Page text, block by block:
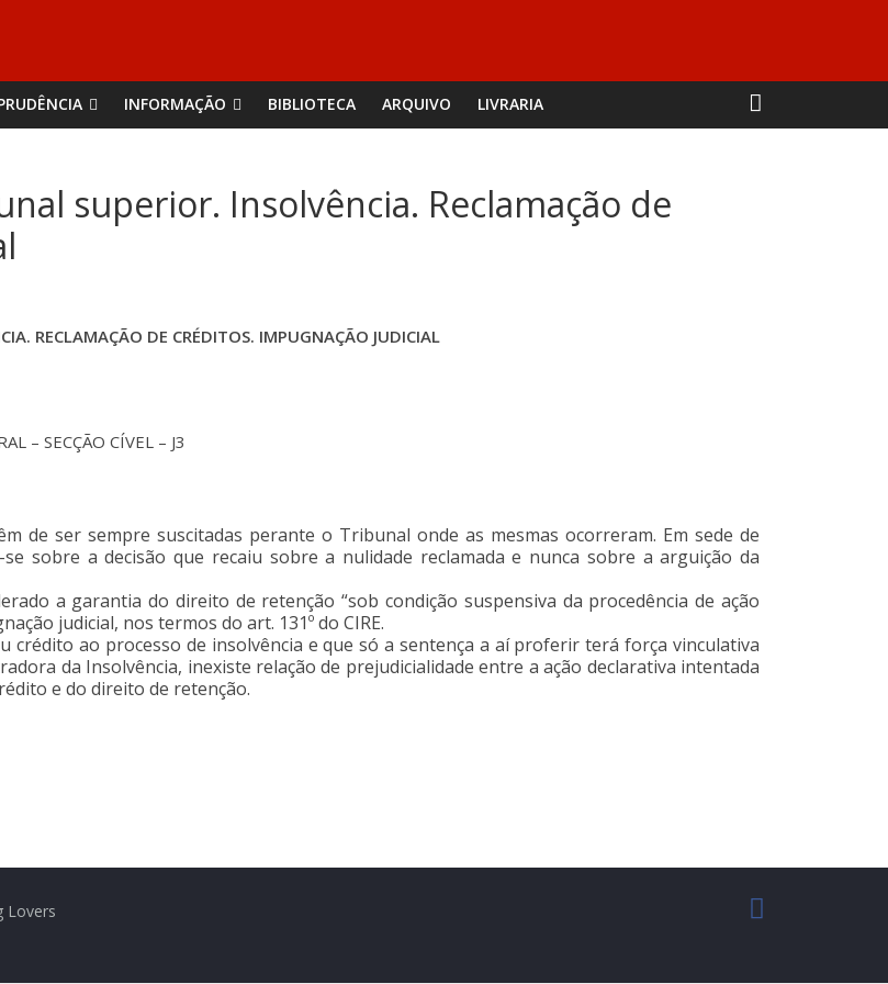
INFORMAÇÃO BIBLIOTECA ARQUIVO LIVRARIA
superior. Insolvência. Reclamação de
RECLAMAÇÃO DE CRÉDITOS. IMPUGNAÇÃO JUDICIAL
– SECÇÃO CÍVEL – J3
de ser sempre suscitadas perante o Tribunal onde as mesmas ocorreram. Em sede de
sobre a decisão que recaiu sobre a nulidade reclamada e nunca sobre a arguição da
a garantia do direito de retenção “sob condição suspensiva da procedência de ação
judicial, nos termos do art. 131º do CIRE.
crédito ao processo de insolvência e que só a sentença a aí proferir terá força vinculativa
da Insolvência, inexiste relação de prejudicialidade entre a ação declarativa intentada
e do direito de retenção.
Lovers